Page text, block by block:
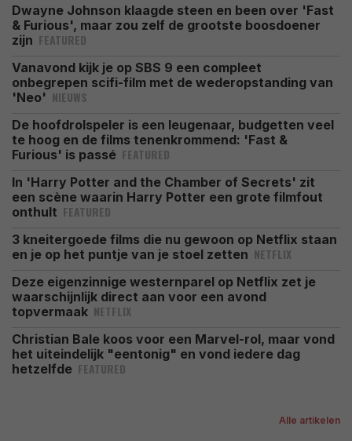
Dwayne Johnson klaagde steen en been over 'Fast
& Furious', maar zou zelf de grootste boosdoener
zijn FEATURED
Vanavond kijk je op SBS 9 een compleet
onbegrepen scifi-film met de wederopstanding van
'Neo' NIEUWS
De hoofdrolspeler is een leugenaar, budgetten veel
te hoog en de films tenenkrommend: 'Fast &
Furious' is passé FEATURED
In 'Harry Potter and the Chamber of Secrets' zit
een scène waarin Harry Potter een grote filmfout
onthult FEATURED
3 kneitergoede films die nu gewoon op Netflix staan
en je op het puntje van je stoel zetten NETFLIX
Deze eigenzinnige westernparel op Netflix zet je
waarschijnlijk direct aan voor een avond
topvermaak NETFLIX
Christian Bale koos voor een Marvel-rol, maar vond
het uiteindelijk "eentonig" en vond iedere dag
hetzelfde FEATURED
Alle artikelen